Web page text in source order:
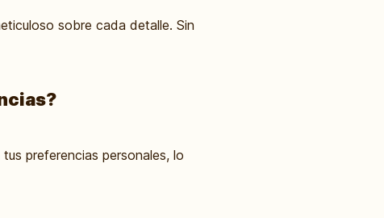
sobre cada detalle. Sin
preferencias personales, lo